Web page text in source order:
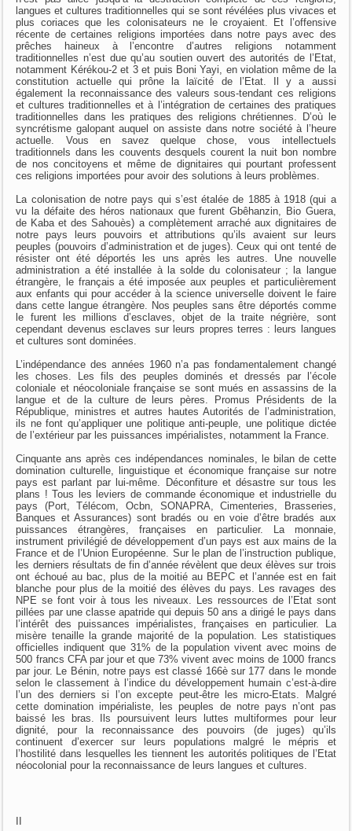
langues et cultures traditionnelles qui se sont révélées plus vivaces et
plus coriaces que les colonisateurs ne le croyaient. Et l’offensive
récente de certaines religions importées dans notre pays avec des
prêches haineux à l’encontre d’autres religions notamment
traditionnelles n’est due qu’au soutien ouvert des autorités de l’Etat,
notamment Kérékou-2 et 3 et puis Boni Yayi, en violation même de la
constitution actuelle qui prône la laïcité de l’Etat. Il y a aussi
également la reconnaissance des valeurs sous-tendant ces religions
et cultures traditionnelles et à l’intégration de certaines des pratiques
traditionnelles dans les pratiques des religions chrétiennes. D’où le
syncrétisme galopant auquel on assiste dans notre société à l’heure
actuelle. Vous en savez quelque chose, vous intellectuels
traditionnels dans les couvents desquels courent la nuit bon nombre
de nos concitoyens et même de dignitaires qui pourtant professent
ces religions importées pour avoir des solutions à leurs problèmes.
La colonisation de notre pays qui s’est étalée de 1885 à 1918 (qui a
vu la défaite des héros nationaux que furent Gbêhanzin, Bio Guera,
de Kaba et des Sahouès) a complètement arraché aux dignitaires de
notre pays leurs pouvoirs et attributions qu’ils avaient sur leurs
peuples (pouvoirs d’administration et de juges). Ceux qui ont tenté de
résister ont été déportés les uns après les autres. Une nouvelle
administration a été installée à la solde du colonisateur ; la langue
étrangère, le français a été imposée aux peuples et particulièrement
aux enfants qui pour accéder à la science universelle doivent le faire
dans cette langue étrangère. Nos peuples sans être déportés comme
le furent les millions d’esclaves, objet de la traite négrière, sont
cependant devenus esclaves sur leurs propres terres : leurs langues
et cultures sont dominées.
L’indépendance des années 1960 n’a pas fondamentalement changé
les choses. Les fils des peuples dominés et dressés par l’école
coloniale et néocoloniale française se sont mués en assassins de la
langue et de la culture de leurs pères. Promus Présidents de la
République, ministres et autres hautes Autorités de l’administration,
ils ne font qu’appliquer une politique anti-peuple, une politique dictée
de l’extérieur par les puissances impérialistes, notamment la France.
Cinquante ans après ces indépendances nominales, le bilan de cette
domination culturelle, linguistique et économique française sur notre
pays est parlant par lui-même. Déconfiture et désastre sur tous les
plans ! Tous les leviers de commande économique et industrielle du
pays (Port, Télécom, Ocbn, SONAPRA, Cimenteries, Brasseries,
Banques et Assurances) sont bradés ou en voie d’être bradés aux
puissances étrangères, françaises en particulier. La monnaie,
instrument privilégié de développement d’un pays est aux mains de la
France et de l’Union Européenne. Sur le plan de l’instruction publique,
les derniers résultats de fin d’année révèlent que deux élèves sur trois
ont échoué au bac, plus de la moitié au BEPC et l’année est en fait
blanche pour plus de la moitié des élèves du pays. Les ravages des
NPE se font voir à tous les niveaux. Les ressources de l’Etat sont
pillées par une classe apatride qui depuis 50 ans a dirigé le pays dans
l’intérêt des puissances impérialistes, françaises en particulier. La
misère tenaille la grande majorité de la population. Les statistiques
officielles indiquent que 31% de la population vivent avec moins de
500 francs CFA par jour et que 73% vivent avec moins de 1000 francs
par jour. Le Bénin, notre pays est classé 166è sur 177 dans le monde
selon le classement à l’indice du développement humain c’est-à-dire
l’un des derniers si l’on excepte peut-être les micro-Etats. Malgré
cette domination impérialiste, les peuples de notre pays n’ont pas
baissé les bras. Ils poursuivent leurs luttes multiformes pour leur
dignité, pour la reconnaissance des pouvoirs (de juges) qu’ils
continuent d’exercer sur leurs populations malgré le mépris et
l’hostilité dans lesquelles les tiennent les autorités politiques de l’Etat
néocolonial pour la reconnaissance de leurs langues et cultures.
II